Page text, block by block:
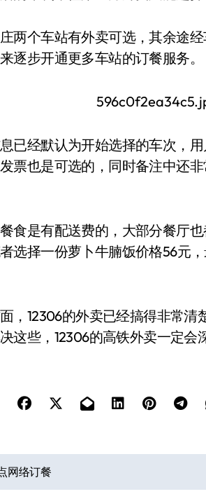
两个车站有外卖可选，其余途
逐步开通更多车站的订餐服务。
已经默认为开始选择的车次，
票也是可选的，同时备注中还
食是有配送费的，大部分餐厅
选择一份萝卜牛腩饭价格56元
，12306的外卖已经搞得非常
这些，12306的高铁外卖一定会
网络订餐